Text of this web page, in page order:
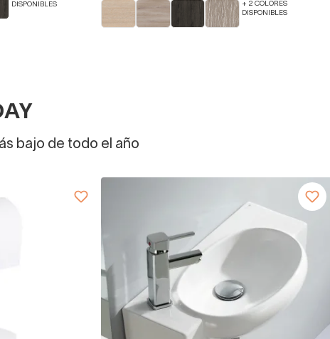
DISPONIBLES
+ 2 COLORES
DISPONIBLES
bajo de todo el año